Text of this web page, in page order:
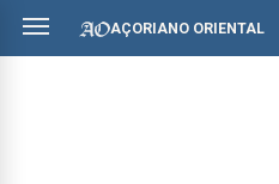
AÇORIANO ORIENTAL